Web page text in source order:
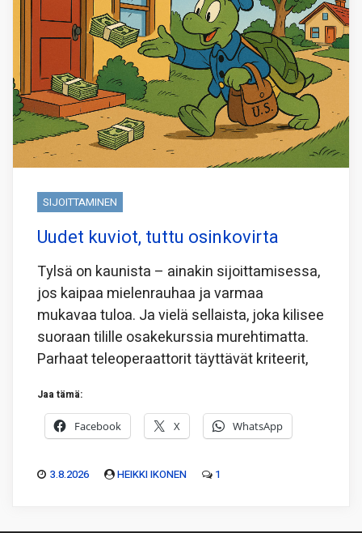
SIJOITTAMINEN
Uudet kuviot, tuttu osinkovirta
Tylsä on kaunista – ainakin sijoittamisessa,
jos kaipaa mielenrauhaa ja varmaa
mukavaa tuloa. Ja vielä sellaista, joka kilisee
suoraan tilille osakekurssia murehtimatta.
Parhaat teleoperaattorit täyttävät kriteerit,
Jaa tämä:
Facebook X WhatsApp
3.8.2026 HEIKKI IKONEN 1